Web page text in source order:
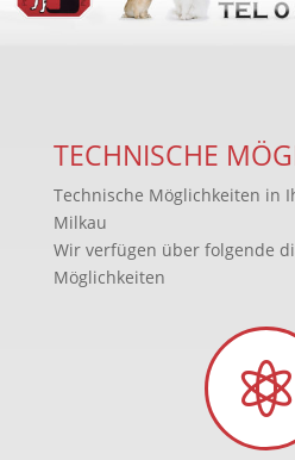
TECHNISCHE
Technische Möglichkeiten in
Milkau
Wir verfügen über folgende
Möglichkeiten
